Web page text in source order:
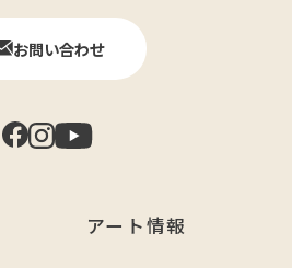
お問い合わせ
アート情報